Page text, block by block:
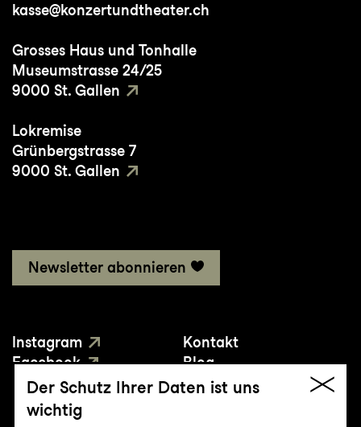
kasse@konzertundtheater.ch
Grosses Haus und Tonhalle
Museumstrasse 24/25
9000 St. Gallen
Lokremise
Grünbergstrasse 7
9000 St. Gallen
Newsletter abonnieren
Instagram
Facebook
YouTube
Kontakt
Blog
Presse
Der Schutz Ihrer Daten ist uns
wichtig